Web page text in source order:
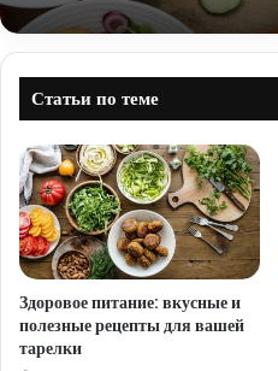
Статьи по теме
Здоровое питание: вкусные и
полезные рецепты для вашей
тарелки